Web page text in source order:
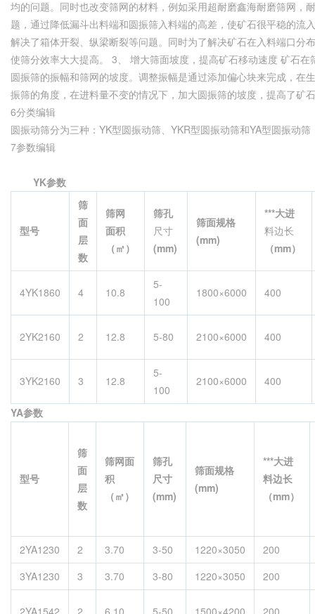
均的问题。同时也改变筛网的材料，例如采用超耐磨鑫海耐磨筛网
题，通过降低漏斗出料端和圆振筛入料端的高差，使矿石很平稳的
解决了箱体开裂、纵梁断裂等问题。同时为了解决矿石在入料端口
使筛分效率大大提高。 3、 增大筛面坡度，提高矿石移动速度 矿石
圆振筛的振幅和筛网的坡度。调整振幅是通过添加偏心块来完成，
振筛的角度，在进料量不变的情况下，加大圆振筛的坡度，提高了矿
6分类编辑
圆振动筛分为三种：YK型圆振动筛、YKR型圆振动筛和YA型圆振动筛
7参数编辑
YK参数
型号
筛
面
层
数
筛网
面积
（㎡ ）
筛孔
尺寸
(mm)
筛面规格
(mm)
***大进
料边长
（mm）
4YK1860 4 10.8
5-
100
1800×6000 400
2YK2160 2 12.8 5-80 2100×6000 400
3YK2160 3 12.8
5-
100
2100×6000 400
YA参数
型号
筛
面
层
数
筛网面
积
（㎡ ）
筛孔
尺寸
(mm)
筛面规格
(mm)
***大进
料边长
（mm）
2YA1230 2 3.70 3-50 1220×3050
200
3YA1230
3 3.70 3-80 1220×3050 200
2YA1542 2 6.10 5-50 1500×4200 200